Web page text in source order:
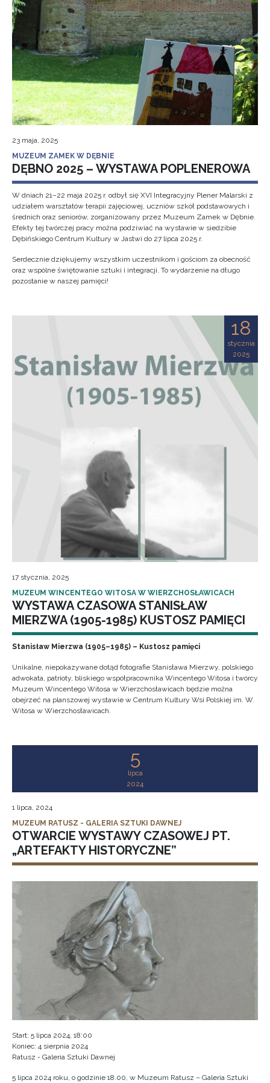
23 maja, 2025
MUZEUM ZAMEK W DĘBNIE
DĘBNO 2025 – WYSTAWA POPLENEROWA
W dniach 21–22 maja 2025 r. odbył się XVI Integracyjny Plener Malarski z
udziałem warsztatów terapii zajęciowej, uczniów szkół podstawowych i
średnich oraz seniorów, zorganizowany przez Muzeum Zamek w Dębnie.
Efekty tej twórczej pracy można podziwiać na wystawie w siedzibie
Dębińskiego Centrum Kultury w Jastwi do 27 lipca 2025 r.
Serdecznie dziękujemy wszystkim uczestnikom i gościom za obecność
oraz wspólne świętowanie sztuki i integracji. To wydarzenie na długo
pozostanie w naszej pamięci!
18
stycznia
2025
17 stycznia, 2025
MUZEUM WINCENTEGO WITOSA W WIERZCHOSŁAWICACH
WYSTAWA CZASOWA STANISŁAW
MIERZWA (1905-1985) KUSTOSZ PAMIĘCI
Stanisław Mierzwa (1905–1985) – Kustosz pamięci
Unikalne, niepokazywane dotąd fotografie Stanisława Mierzwy, polskiego
adwokata, patrioty, bliskiego współpracownika Wincentego Witosa i twórcy
Muzeum Wincentego Witosa w Wierzchosławicach będzie można
obejrzeć na planszowej wystawie w Centrum Kultury Wsi Polskiej im. W.
Witosa w Wierzchosławicach.
5
lipca
2024
1 lipca, 2024
MUZEUM RATUSZ - GALERIA SZTUKI DAWNEJ
OTWARCIE WYSTAWY CZASOWEJ PT.
„ARTEFAKTY HISTORYCZNE”
Start: 5 lipca 2024, 18:00
Koniec: 4 sierpnia 2024
Ratusz - Galeria Sztuki Dawnej
5 lipca 2024 roku, o godzinie 18.00, w Muzeum Ratusz – Galeria Sztuki